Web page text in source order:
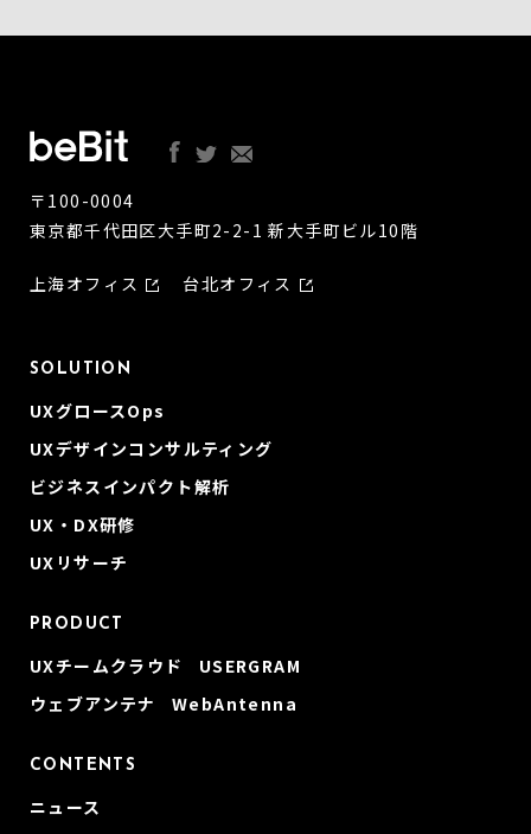
〒100-0004
東京都千代田区大手町2-2-1 新大手町ビル10階
上海オフィス 台北オフィス
SOLUTION
UXグロースOps
UXデザインコンサルティング
ビジネスインパクト解析
UX・DX研修
UXリサーチ
PRODUCT
UXチームクラウド USERGRAM
ウェブアンテナ WebAntenna
CONTENTS
ニュース